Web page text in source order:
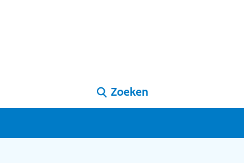
Zoeken